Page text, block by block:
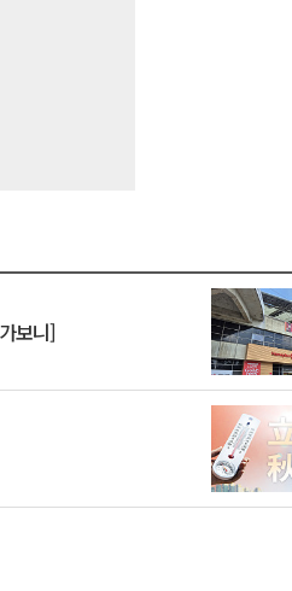
보니]